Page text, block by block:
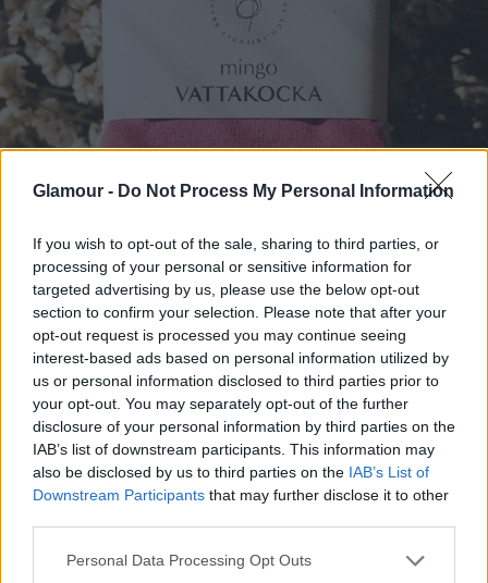
Glamour - Do Not Process My Personal Information
If you wish to opt-out of the sale, sharing to third parties, or
processing of your personal or sensitive information for
targeted advertising by us, please use the below opt-out
section to confirm your selection. Please note that after your
opt-out request is processed you may continue seeing
interest-based ads based on personal information utilized by
us or personal information disclosed to third parties prior to
your opt-out. You may separately opt-out of the further
disclosure of your personal information by third parties on the
IAB’s list of downstream participants. This information may
also be disclosed by us to third parties on the IAB’s List of
Downstream Participants that may further disclose it to other
Please note that this website/app uses one or more Google
Personal Data Processing Opt Outs
Mosható vattakorong (Mingo) POPPY PODS 2850 Ft
Fotó:Poppy Pods
Odáig vagyunk az ökotudatos megoldásokért,
ráadásul ha ezeket egy hazai márkától szerezhetjük
be, az külön örömöt jelent számunkra. APoppy Pods
mosható vattakockák például tökéletes alternatívát